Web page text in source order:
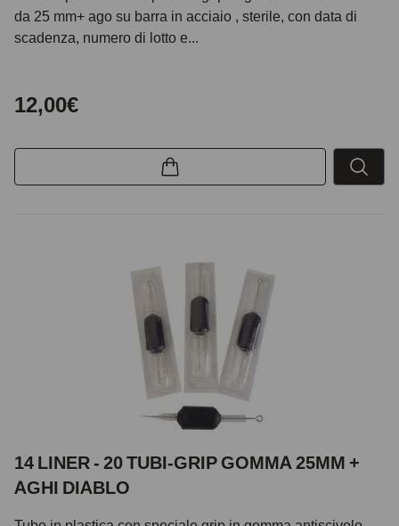
da 25 mm+ ago su barra in acciaio , sterile, con data di
scadenza, numero di lotto e...
12,00€
14 LINER - 20 TUBI-GRIP GOMMA 25MM +
AGHI DIABLO